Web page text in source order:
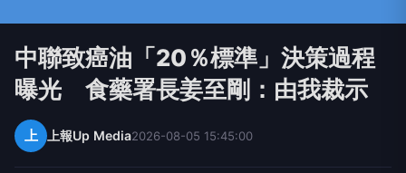
中聯致癌油「20％標準」決策過程
曝光 食藥署長姜至剛：由我裁示
上 上報Up Media2026-08-05 15:45:00